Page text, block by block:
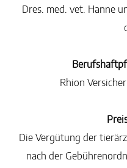
Dres. med. vet. Hanne
Rhion
Die Vergütung der
nach der